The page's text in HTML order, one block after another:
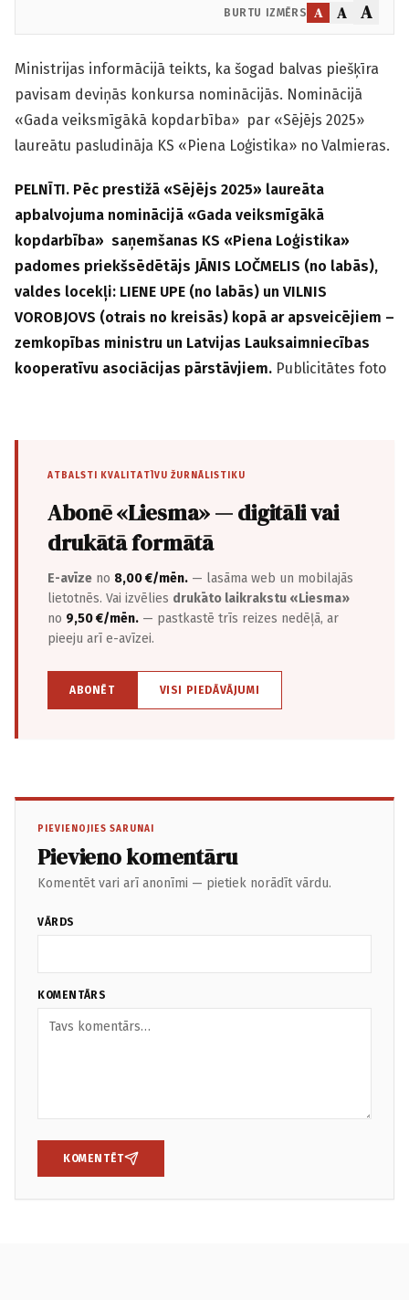
BURTU IZMĒRS A A A
Ministrijas informācijā teikts, ka šogad balvas piešķīra
pavisam deviņās konkursa nominācijās. Nominācijā
«Gada veiksmīgākā kopdarbība» par «Sējējs 2025»
laureātu pasludināja KS «Piena Loģistika» no Valmieras.
PELNĪTI. Pēc prestižā «Sējējs 2025» laureāta
apbalvojuma nominācijā «Gada veiksmīgākā
kopdarbība» saņemšanas KS «Piena Loģistika»
padomes priekšsēdētājs JĀNIS LOČMELIS (no labās),
valdes locekļi: LIENE UPE (no labās) un VILNIS
VOROBJOVS (otrais no kreisās) kopā ar apsveicējiem –
zemkopības ministru un Latvijas Lauksaimniecības
kooperatīvu asociācijas pārstāvjiem. Publicitātes foto
ATBALSTI KVALITATĪVU ŽURNĀLISTIKU
Abonē «Liesma» — digitāli vai
drukātā formātā
E-avīze no 8,00 €/mēn. — lasāma web un mobilajās
lietotnēs. Vai izvēlies drukāto laikrakstu «Liesma»
no 9,50 €/mēn. — pastkastē trīs reizes nedēļā, ar
pieeju arī e-avīzei.
ABONĒT VISI PIEDĀVĀJUMI
PIEVIENOJIES SARUNAI
Pievieno komentāru
Komentēt vari arī anonīmi — pietiek norādīt vārdu.
VĀRDS
KOMENTĀRS
KOMENTĒT